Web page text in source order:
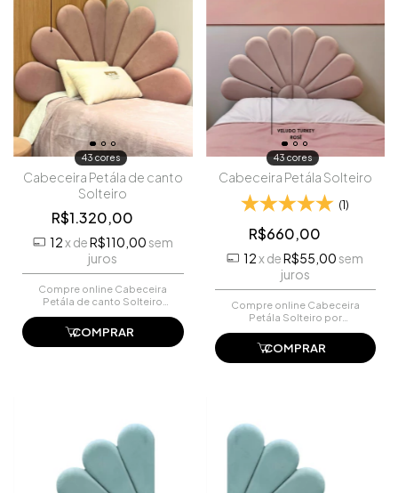
43 cores
Cabeceira Petála de canto
Solteiro
R$1.320,00
12xdeR$110,00 sem
juros
Compre online Cabeceira
Petála de canto Solteiro
pedido e pague-o online.
COMPRAR
43 cores
Cabeceira Petála Solteiro
(1)
R$660,00
12xdeR$55,00 sem
juros
Compre online Cabeceira
Petála Solteiro por
pedido e pague-o online.
COMPRAR